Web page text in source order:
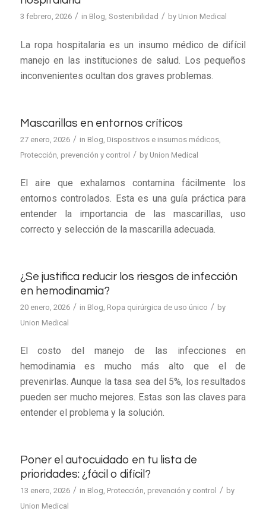
3 febrero, 2026 / in Blog, Sostenibilidad / by Union Medical
La ropa hospitalaria es un insumo médico de difícil
manejo en las instituciones de salud. Los pequeños
inconvenientes ocultan dos graves problemas.
Mascarillas en entornos críticos
27 enero, 2026 / in Blog Dispositivos e insumos médicos,
Protección, prevención y control / by Union Medical
El aire que exhalamos contamina fácilmente los
entornos controlados. Esta es una guía práctica para
entender la importancia de las mascarillas, uso
correcto y selección de la mascarilla adecuada.
¿Se justifica reducir los riesgos de infección
en hemodinamia?
20 enero, 2026 / in Blog Ropa quirúrgica de uso único / by
Union Medical
El costo del manejo de las infecciones en
hemodinamia es mucho más alto que el de
prevenirlas. Aunque la tasa sea del 5%, los resultados
pueden ser mucho mejores. Estas son las claves para
entender el problema y la solución.
Poner el autocuidado en tu lista de
prioridades: ¿fácil o difícil?
13 enero, 2026 / in Blog Protección, prevención y control / by
Union Medical